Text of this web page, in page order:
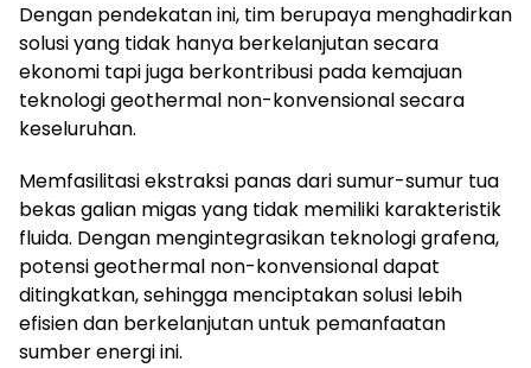
Dengan pendekatan ini, tim berupaya menghadirkan
solusi yang tidak hanya berkelanjutan secara
ekonomi tapi juga berkontribusi pada kemajuan
teknologi geothermal non-konvensional secara
keseluruhan.
Memfasilitasi ekstraksi panas dari sumur-sumur tua
bekas galian migas yang tidak memiliki karakteristik
fluida. Dengan mengintegrasikan teknologi grafena,
potensi geothermal non-konvensional dapat
ditingkatkan, sehingga menciptakan solusi lebih
efisien dan berkelanjutan untuk pemanfaatan
sumber energi ini.